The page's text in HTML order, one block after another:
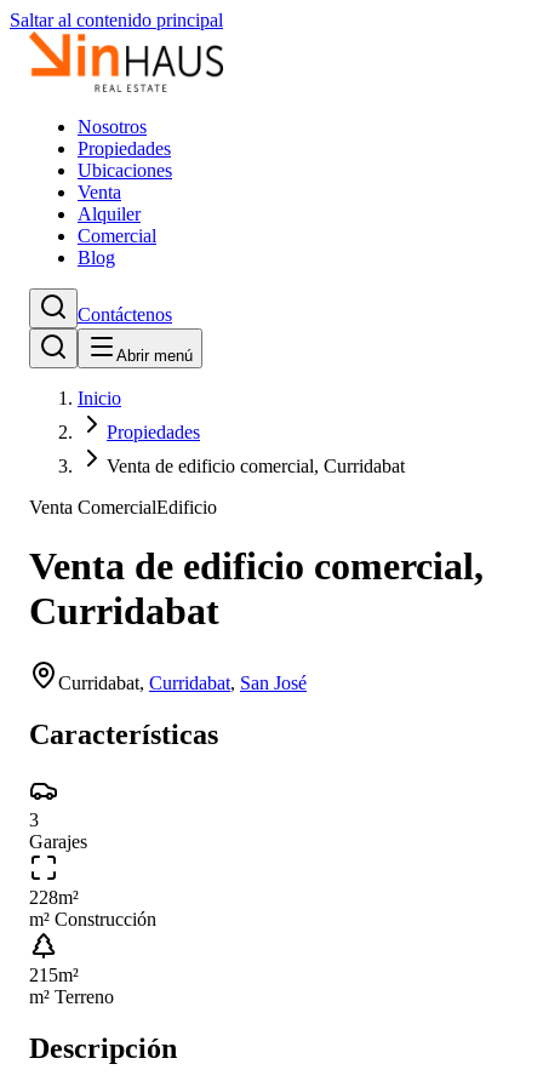
Saltar al contenido principal
Nosotros
Propiedades
Ubicaciones
Venta
Alquiler
Comercial
Blog
Contáctenos
Abrir menú
Inicio
Propiedades
Venta de edificio comercial, Curridabat
Venta ComercialEdificio
Venta de edificio comercial,
Curridabat
Curridabat, Curridabat, San José
Características
3
Garajes
228m²
m² Construcción
215m²
m² Terreno
Descripción